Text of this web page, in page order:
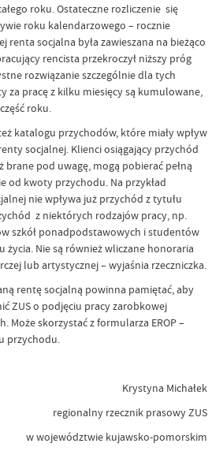
roku. Ostateczne rozliczenie się
roku kalendarzowego – rocznie
renta socjalna była zawieszana na bieżąco
rencista przekroczył niższy próg
rozwiązanie szczególnie dla tych
za pracę z kilku miesięcy są kumulowane,
roku.
katalogu przychodów, które miały wpływ
socjalnej. Klienci osiągający przychód
brane pod uwagę, mogą pobierać pełną
od kwoty przychodu. Na przykład
nie wpływa już przychód z tytułu
z niektórych rodzajów pracy, np.
szkół ponadpodstawowych i studentów
życia. Nie są również wliczane honoraria
lub artystycznej – wyjaśnia rzeczniczka.
rentę socjalną powinna pamiętać, aby
ZUS o podjęciu pracy zarobkowej
Może skorzystać z formularza EROP –
przychodu.
Krystyna Michałek
regionalny rzecznik prasowy ZUS
w województwie kujawsko-pomorskim